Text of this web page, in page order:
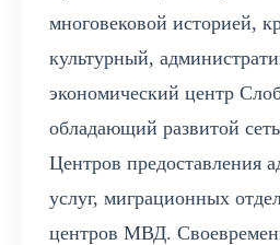
многовековой историей,
культурный,
экономический центр
обладающий развитой
Центров предоставления
услуг, миграционных
центров МВД.